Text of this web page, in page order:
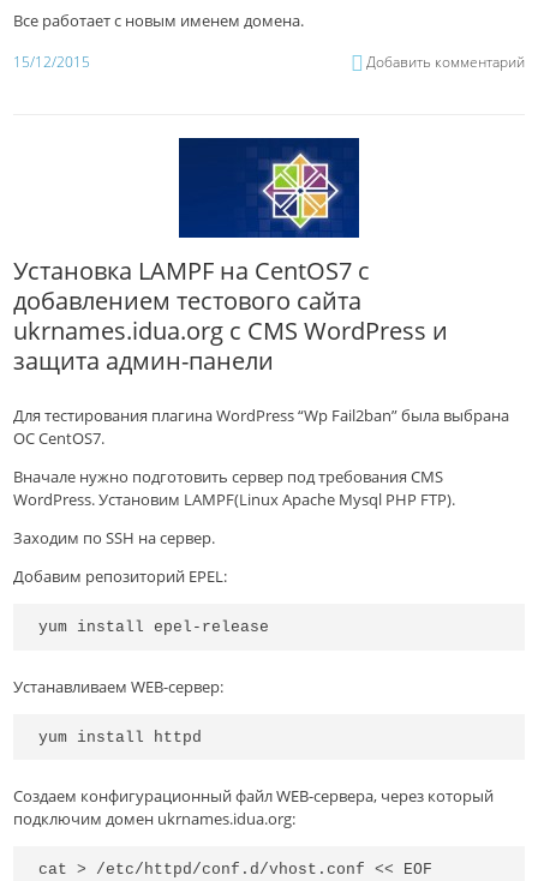
Все работает с новым именем домена.
15/12/2015 Добавить комментарий
Установка LAMPF на СentOS7 с
добавлением тестового сайта
ukrnames.idua.org с CMS WordPress и
защита админ-панели
Для тестирования плагина WordPress “Wp Fail2ban” была выбрана
ОС CentOS7.
Вначале нужно подготовить сервер под требования CMS
WordPress. Установим LAMPF(Linux Apache Mysql PHP FTP).
Заходим по SSH на сервер.
Добавим репозиторий EPEL:
yum install epel-release
Устанавливаем WEB-сервер:
yum install httpd
Создаем конфигурационный файл WEB-сервера, через который
подключим домен ukrnames.idua.org:
cat > /etc/httpd/conf.d/vhost.conf << EOF